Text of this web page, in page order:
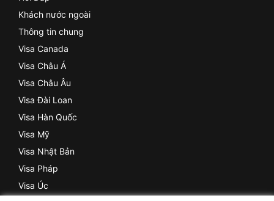
Khách nước ngoài
Thông tin chung
Visa Canada
Visa Châu Á
Visa Châu Âu
Visa Đài Loan
Visa Hàn Quốc
Visa Mỹ
Visa Nhật Bản
Visa Pháp
Visa Úc